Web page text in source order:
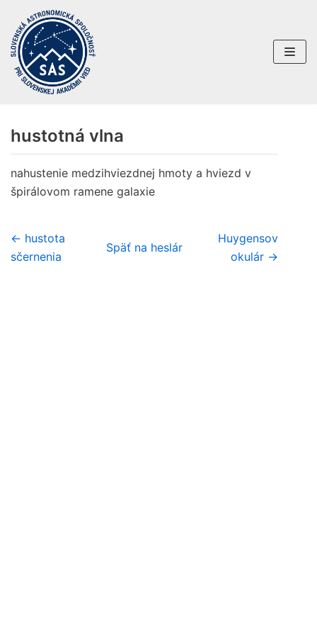
Preskočiť
na
obsah
hustotná vlna
nahustenie medzihviezdnej hmoty a hviezd v
špirálovom ramene galaxie
← hustota
sčernenia
Späť na heslár
Huygensov
okulár →